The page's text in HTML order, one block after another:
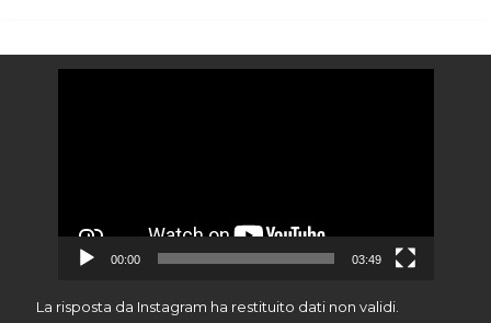
00:00 03:49
La risposta da Instagram ha restituito dati non validi.